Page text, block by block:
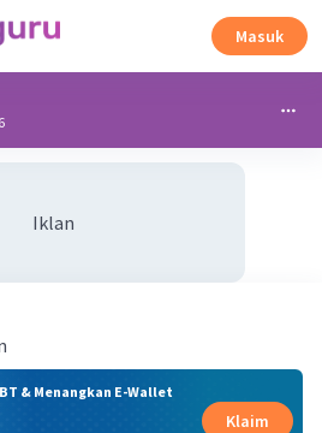
Masuk
Iklan
& Menangkan E-Wallet
Klaim